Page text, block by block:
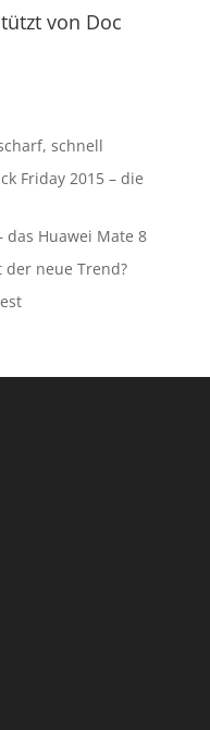
von Doc
schnell
Friday 2015 – die
das Huawei Mate 8
der neue Trend?